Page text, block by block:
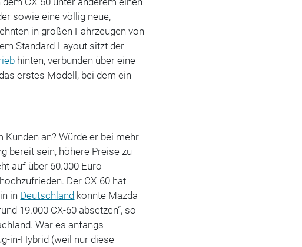
sowie eine völlig neue,
in großen Fahrzeugen von
Standard-Layout sitzt der
hinten, verbunden über eine
erstes Modell, bei dem ein
an? Würde er bei mehr
bereit sein, höhere Preise zu
auf über 60.000 Euro
Der CX-60 hat
in Deutschland konnte Mazda
19.000 CX-60 absetzen“, so
War es anfangs
in-Hybrid (weil nur diese